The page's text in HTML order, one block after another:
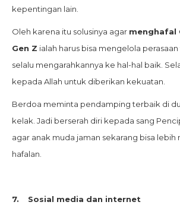
kepentingan lain.
Oleh karena itu solusinya agar menghafal
Gen Z ialah harus bisa mengelola
selalu mengarahkannya ke hal-hal baik.
kepada Allah untuk diberikan kekuatan.
Berdoa meminta pendamping terbaik di
kelak. Jadi berserah diri kepada sang
agar anak muda jaman sekarang bisa lebih
hafalan.
7. Sosial media dan internet